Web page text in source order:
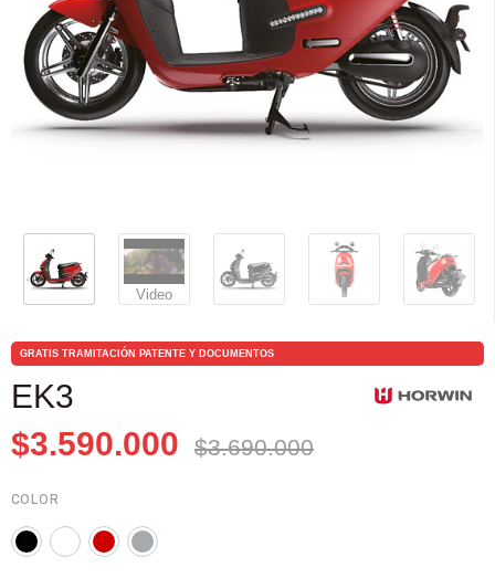
Video
GRATIS TRAMITACIÓN PATENTE Y DOCUMENTOS
EK3
$3.590.000
$3.690.000
COLOR